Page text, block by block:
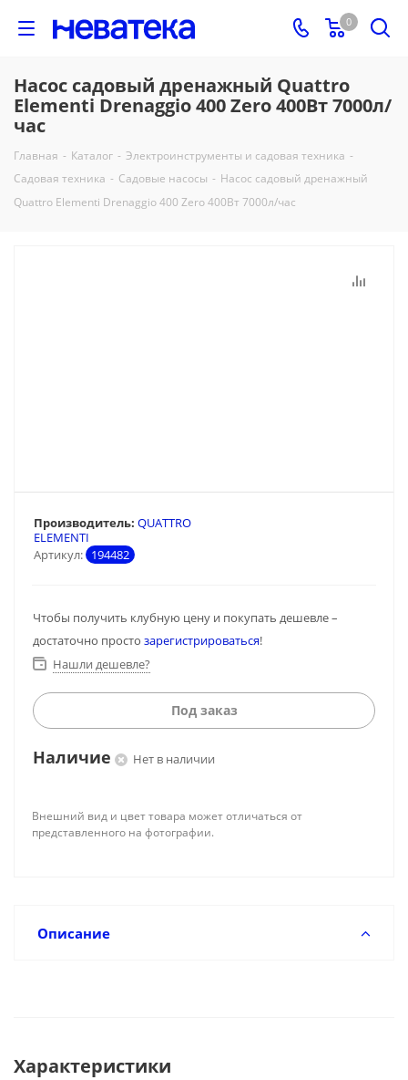
0
Насос садовый дренажный Quattro
Elementi Drenaggio 400 Zero 400Вт 7000л/
час
Главная - Каталог - Электроинструменты и садовая техника -
Садовая техника - Садовые насосы - Насос садовый дренажный
Quattro Elementi Drenaggio 400 Zero 400Вт 7000л/час
Артикул: 194482
Производитель: QUATTRO
ELEMENTI
Чтобы получить клубную цену и покупать дешевле –
достаточно просто зарегистрироваться!
Нашли дешевле?
Под заказ
Наличие Нет в наличии
Внешний вид и цвет товара может отличаться от
представленного на фотографии.
Описание
Характеристики